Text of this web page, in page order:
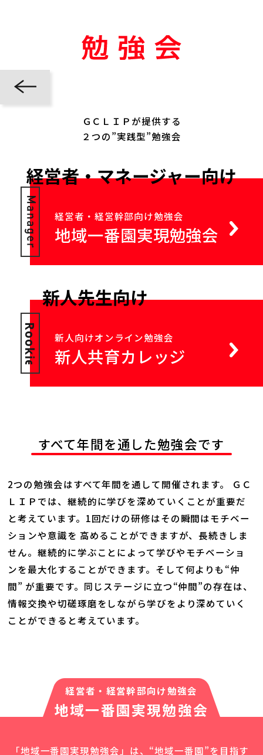
ＧＣＬＩＰが提供する
２つの”実践型”勉強会
経営者・マネージャー向け
経営者・経営幹部向け勉強会
地域一番園実現勉強会
新人先生向け
新人向けオンライン勉強会
新人共育カレッジ
すべて年間を通した勉強会です
2つの勉強会はすべて年間を通して開催されます。 ＧＣ
ＬＩＰでは、継続的に学びを深めていくことが重要だ
と考えています。1回だけの研修はその瞬間はモチベー
ションや意識を 高めることができますが、長続きしま
せん。継続的に学ぶことによって学びやモチベーショ
ンを最大化することができます。そして何よりも“仲
間” が重要です。同じステージに立つ“仲間”の存在は、
情報交換や切磋琢磨をしながら学びをより深めていく
ことができると考えています。
経営者・経営幹部向け勉強会
地域一番園実現勉強会
「地域一番園実現勉強会」は、“地域一番園”を目指す